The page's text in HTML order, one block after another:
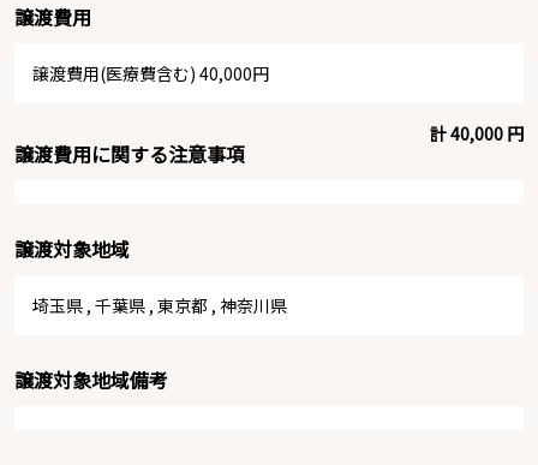
譲渡費用
譲渡費用(医療費含む) 40,000円
計 40,000 円
譲渡費用に関する注意事項
譲渡対象地域
埼玉県 , 千葉県 , 東京都 , 神奈川県
譲渡対象地域備考